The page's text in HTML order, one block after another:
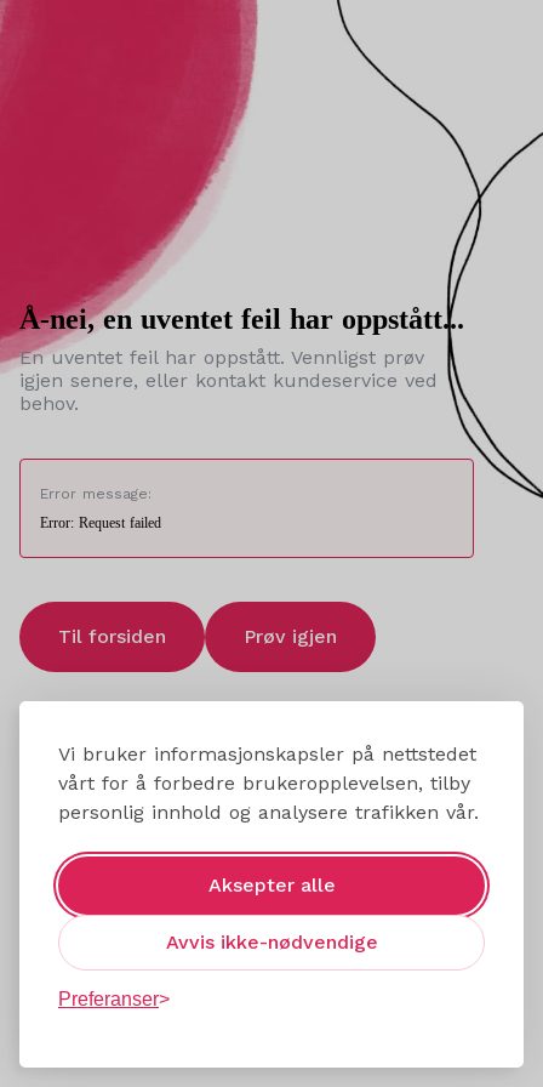
Vi bruker informasjonskapsler på nettstedet
vårt for å forbedre brukeropplevelsen, tilby
personlig innhold og analysere trafikken vår.
Aksepter alle
Avvis ikke-nødvendige
Preferanser
Å-nei, en uventet feil har oppstått...
En uventet feil har oppstått. Vennligst prøv
igjen senere, eller kontakt kundeservice ved
behov.
Error message:
Error: Request failed
Til forsiden Prøv igjen